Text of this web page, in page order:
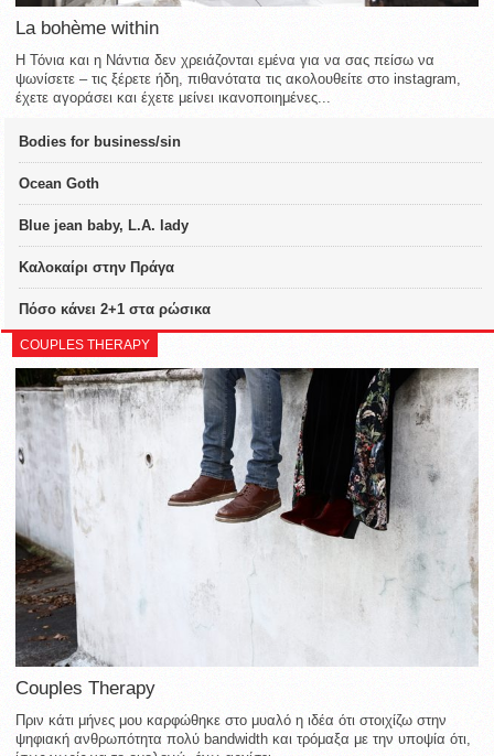
La bohème within
Η Τόνια και η Νάντια δεν χρειάζονται εμένα για να σας πείσω να
ψωνίσετε – τις ξέρετε ήδη, πιθανότατα τις ακολουθείτε στο instagram,
έχετε αγοράσει και έχετε μείνει ικανοποιημένες...
Bodies for business/sin
Ocean Goth
Blue jean baby, L.A. lady
Καλοκαίρι στην Πράγα
Πόσο κάνει 2+1 στα ρώσικα
COUPLES THERAPY
Couples Therapy
Πριν κάτι μήνες μου καρφώθηκε στο μυαλό η ιδέα ότι στοιχίζω στην
ψηφιακή ανθρωπότητα πολύ bandwidth και τρόμαξα με την υποψία ότι,